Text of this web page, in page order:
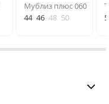
Мублиз плюс 060
44 46 48 50